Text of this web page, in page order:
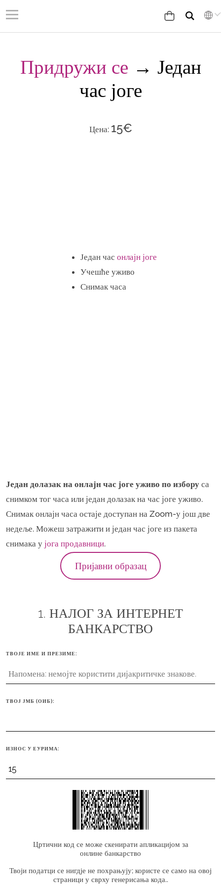
Придружи се → Један
час јоге
Цена: 15€
Један час онлајн јоге
Учешће уживо
Снимак часа
Један долазак на онлајн час јоге уживо по избору са
снимком тог часа или један долазак на час јоге уживо.
Снимак онлајн часа остаје доступан на Zoom-у још две
недеље. Можеш затражити и један час јоге из пакета
снимака у јога продавници.
Пријавни образац
1. НАЛОГ ЗА ИНТЕРНЕТ
БАНКАРСТВО
ТВОЈЕ ИМЕ И ПРЕЗИМЕ:
ТВОЈ ЈМБ (ОИБ):
ИЗНОС У ЕУРИМА:
Цртични код се може скенирати апликацијом за
онлине банкарство
Твоји податци се нигдје не похрањују; користе се само на овој
страници у сврху генерисања кода..